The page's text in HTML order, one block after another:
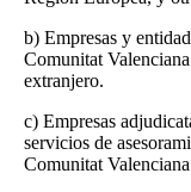
b) Empresas y
Comunitat
extranjero.
c) Empresas
servicios de
Comunitat